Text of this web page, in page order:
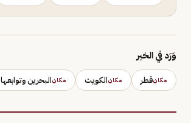
وَرَد في الخبر
مكانقطر مكانالكويت مكانالبحرين وتوابعها